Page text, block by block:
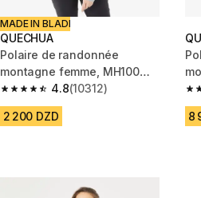
MADE IN BLADI
QUECHUA
Polaire de randonnée
montagne femme, MH100
turquoise4.8
4.8 out of 5 stars from 10312 reviews
(10312)
2 200 DZD 8